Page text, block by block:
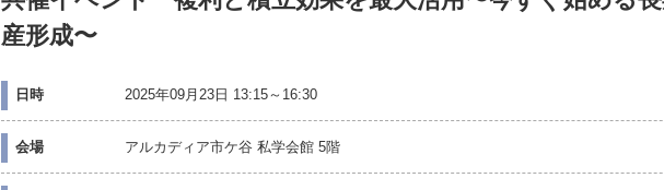
産形成〜
日時 2025年09月23日 13:15～16:30
会場 アルカディア市ケ谷 私学会館 5階